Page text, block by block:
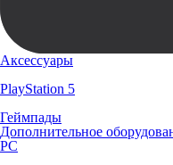
Аксессуары
PlayStation 5
Геймпады
Дополнительное
PC